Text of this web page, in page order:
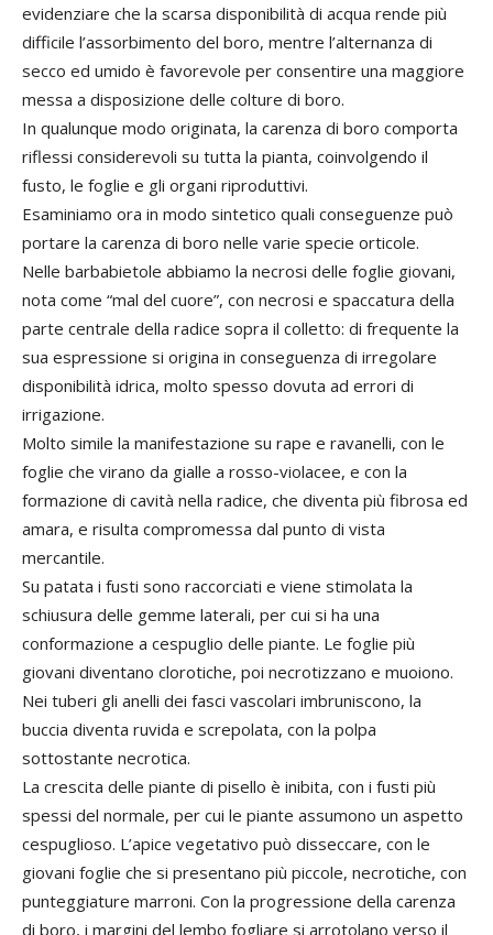
evidenziare che la scarsa disponibilità di acqua rende più
difficile l’assorbimento del boro, mentre l’alternanza di
secco ed umido è favorevole per consentire una maggiore
messa a disposizione delle colture di boro.
In qualunque modo originata, la carenza di boro comporta
riflessi considerevoli su tutta la pianta, coinvolgendo il
fusto, le foglie e gli organi riproduttivi.
Esaminiamo ora in modo sintetico quali conseguenze può
portare la carenza di boro nelle varie specie orticole.
Nelle barbabietole abbiamo la necrosi delle foglie giovani,
nota come “mal del cuore”, con necrosi e spaccatura della
parte centrale della radice sopra il colletto: di frequente la
sua espressione si origina in conseguenza di irregolare
disponibilità idrica, molto spesso dovuta ad errori di
irrigazione.
Molto simile la manifestazione su rape e ravanelli, con le
foglie che virano da gialle a rosso-violacee, e con la
formazione di cavità nella radice, che diventa più fibrosa ed
amara, e risulta compromessa dal punto di vista
mercantile.
Su patata i fusti sono raccorciati e viene stimolata la
schiusura delle gemme laterali, per cui si ha una
conformazione a cespuglio delle piante. Le foglie più
giovani diventano clorotiche, poi necrotizzano e muoiono.
Nei tuberi gli anelli dei fasci vascolari imbruniscono, la
buccia diventa ruvida e screpolata, con la polpa
sottostante necrotica.
La crescita delle piante di pisello è inibita, con i fusti più
spessi del normale, per cui le piante assumono un aspetto
cespuglioso. L’apice vegetativo può disseccare, con le
giovani foglie che si presentano più piccole, necrotiche, con
punteggiature marroni. Con la progressione della carenza
di boro, i margini del lembo fogliare si arrotolano verso il